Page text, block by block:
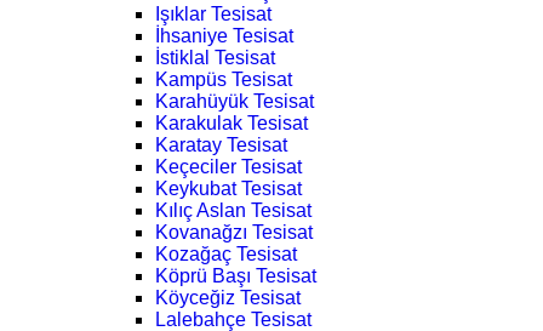
Işıklar Tesisat
İhsaniye Tesisat
İstiklal Tesisat
Kampüs Tesisat
Karahüyük Tesisat
Karakulak Tesisat
Karatay Tesisat
Keçeciler Tesisat
Keykubat Tesisat
Kılıç Aslan Tesisat
Kovanağzı Tesisat
Kozağaç Tesisat
Köprü Başı Tesisat
Köyceğiz Tesisat
Lalebahçe Tesisat